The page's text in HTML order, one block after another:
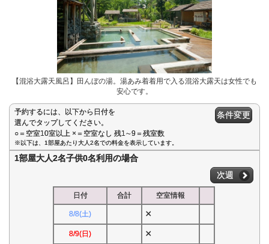
【混浴大露天風呂】田んぼの湯。湯あみ着着用で入る混浴大露天は女性でも
安心です。
予約するには、以下から日付を
選んでタップしてください。
○＝空室10室以上 ×＝空室なし 残1∼9＝残室数
条件変更
※以下は、1部屋あたり大人2名での料金を表示しています。
1部屋大人2名子供0名利用の場合
次週
日付 合計 空室情報
8/8(土) ×
8/9(日) ×